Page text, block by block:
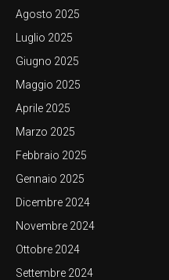
Agosto 2025
Luglio 2025
Giugno 2025
Maggio 2025
Aprile 2025
Marzo 2025
Febbraio 2025
Gennaio 2025
Dicembre 2024
Novembre 2024
Ottobre 2024
Settembre 2024